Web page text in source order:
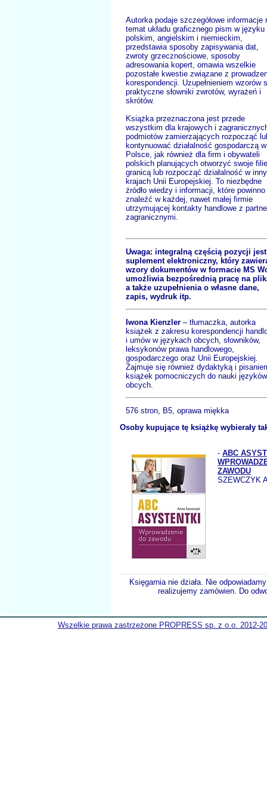
Autorka podaje szczegółowe informacje
temat układu graficznego pism w języku
polskim, angielskim i niemieckim,
przedstawia sposoby zapisywania dat,
zwroty grzecznościowe, sposoby
adresowania kopert, omawia wszelkie
pozostałe kwestie związane z
korespondencji. Uzupełnieniem wzorów
praktyczne słowniki zwrotów, wyrażeń i
skrótów.
Książka przeznaczona jest przede
wszystkim dla krajowych i
podmiotów zamierzających rozpocząć
kontynuować działalność gospodarczą w
Polsce, jak również dla firm i obywateli
polskich planujących otworzyć swoje
granicą lub rozpocząć działalność w
krajach Unii Europejskiej. To niezbędne
źródło wiedzy i informacji, które
znaleźć w każdej, nawet małej firmie
utrzymującej kontakty handlowe z
zagranicznymi.
Uwaga: integralną częścią pozycji jest
suplement elektroniczny, który
wzory dokumentów w formacie MS
umożliwia bezpośrednią pracę na
a także uzupełnienia o własne dane,
zapis, wydruk itp.
Iwona Kienzler – tłumaczka, autorka
książek z zakresu korespondencji
i umów w językach obcych, słowników,
leksykonów prawa handlowego,
gospodarczego oraz Unii Europejskiej.
Zajmuje się również dydaktyką i
książek pomocniczych do nauki języków
obcych.
576 stron, B5, oprawa miękka
Osoby kupujące tę książkę wybierały
- ABC
ZAWODU
SZEWCZYK
Księgarnia nie działa. Nie
realizujemy zamówien. Do
Wszelkie prawa zastrzeżone PROPRESS sp. z o.o. 2012-